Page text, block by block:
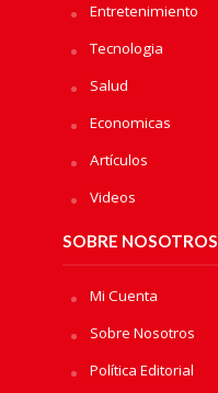
Entretenimiento
Tecnologia
Salud
Economicas
Artículos
Videos
SOBRE NOSOTROS
Mi Cuenta
Sobre Nosotros
Política Editorial